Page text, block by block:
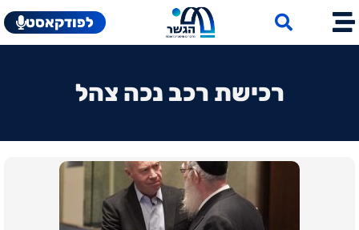
לפודקאסט
רכישת רכב נכה צהל